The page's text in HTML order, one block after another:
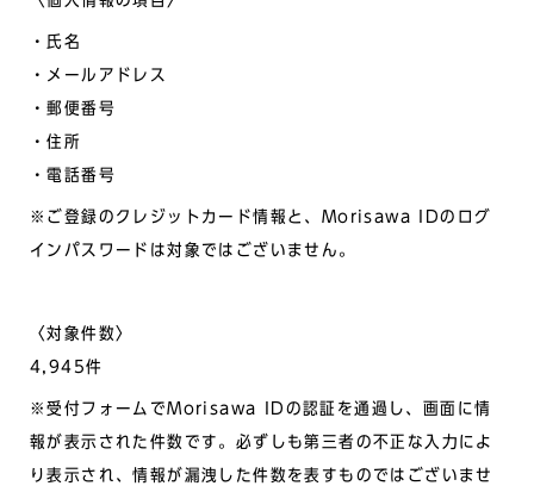
・氏名
・メールアドレス
・郵便番号
・住所
・電話番号
※ご登録のクレジットカード情報と、Morisawa IDのログ
インパスワードは対象ではございません。
〈対象件数〉
4,945件
※受付フォームでMorisawa IDの認証を通過し、画面に情
報が表示された件数です。必ずしも第三者の不正な入力によ
り表示され、情報が漏洩した件数を表すものではございませ